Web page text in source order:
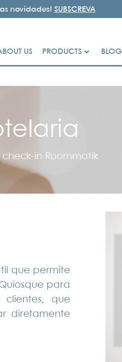
novidades! SUBSCREVA
US PRODUCTS BLOG
check-in Roommatik
que permite
para
clientes, que
diretamente